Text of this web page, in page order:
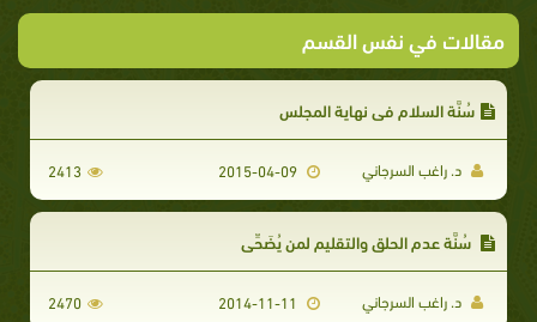
مقالات في نفس القسم
سُنَّة السلام في نهاية المجلس
د. راغب السرجاني 2015-04-09
2413
سُنَّة عدم الحلق والتقليم لمن يُضَحِّي
د. راغب السرجاني 2470